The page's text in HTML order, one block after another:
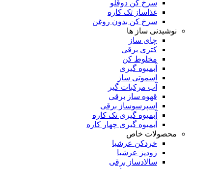
سرخ کن دوقلو
غذاساز تک کاره
سرخ کن بدون روغن
نوشیدنی ساز ها
چای ساز
کتری برقی
مخلوط کن
آبمیوه گیری
اسموتی ساز
آب مرکبات گیر
قهوه ساز برقی
اسپرسوساز برقی
آبمیوه گیری تک کاره
آبمیوه گیری چهار کاره
محصولات خاص
خردکن عرشیا
زودپز عرشیا
سالادساز برقی